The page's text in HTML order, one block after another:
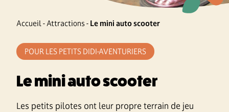
Accueil-Attractions - Le mini auto scooter
POUR LES PETITS DIDI-AVENTURIERS
Le mini auto scooter
Les petits pilotes ont leur propre terrain de jeu